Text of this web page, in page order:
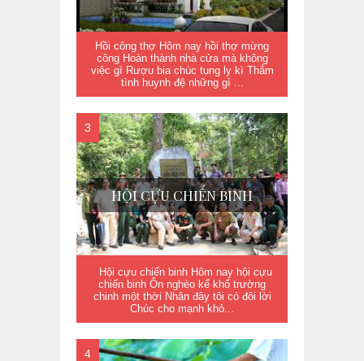
Hồi công thợ Hôm nay hồi thợ mừng
công Hoàn thành nhà cửa mà không
việc gì Rượu bia chúc tụng ly kì Thắm
tình huynh đệ những gì ...
HỘI CỰU CHIẾN BINH
Hội cựu chiến binh Hôm nay hội cựu
chiến binh Ôn nghèo kể khổ trường
chinh một thời Nhân đây tôi có đôi lời
Chúc cho mạnh khỏ...